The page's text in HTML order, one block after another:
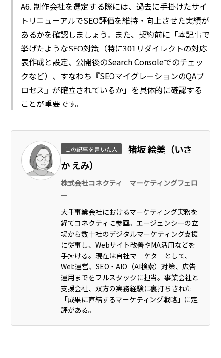
A6. 制作会社を選定する際には、過去に手掛けたサイ
トリニューアルでSEO評価を維持・向上させた実績が
あるかを確認しましょう。また、契約前に「本記事で
挙げたようなSEO対策（特に301リダイレクトの対応
表作成と設定、公開後のSearch Consoleでのチェッ
クなど）、すなわち『SEOマイグレーションのQAプ
ロセス』が確立されているか」を具体的に確認する
ことが重要です。
この記事を書いた人
猪坂 絵美（いさ
か えみ）
株式会社コネクティ マーケティングフェロ
ー
大手事業会社におけるマーケティング実務を
経てコネクティに参画。エージェンシーの立
場から数十社のデジタルマーケティング支援
に従事し、Webサイト改善やMA活用などを
手掛ける。現在は自社マーケターとして、
Web運営、SEO・AIO（AI検索）対策、広告
運用までをフルスタックに担当。事業会社と
支援会社、双方の実務経験に裏打ちされた
「成果に直結するマーケティング戦略」に定
評がある。